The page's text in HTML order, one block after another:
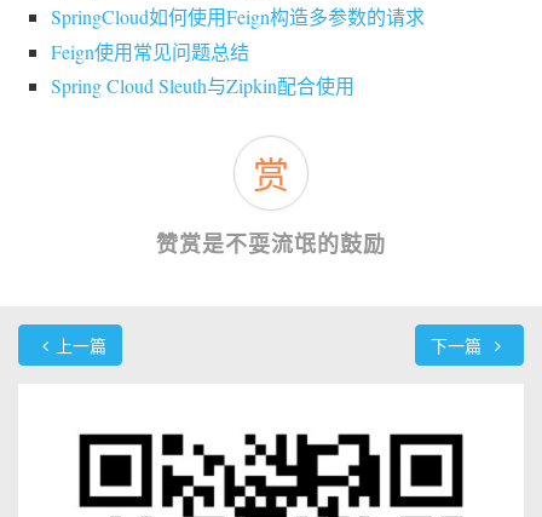
SpringCloud如何使用Feign构造多参数的请求
Feign使用常见问题总结
Spring Cloud Sleuth与Zipkin配合使用
赏
赞赏是不耍流氓的鼓励
上一篇 下一篇